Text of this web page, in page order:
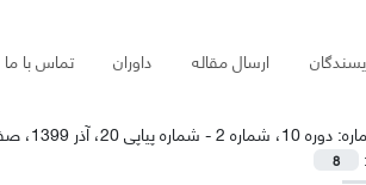
ارسال مقاله داوران تماس با ما
دوره 10، شماره 2 - شماره پیاپی 20، آذر 1399، صفحه 1-121 (مهر ماه 1399)
8